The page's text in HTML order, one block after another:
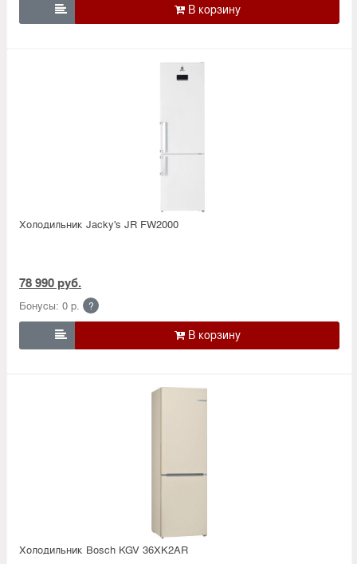

Холодильник Jacky's JR FW2000
78 990 руб.
Бонусы: 0 р. ?

Холодильник Bosсh KGV 36XK2AR